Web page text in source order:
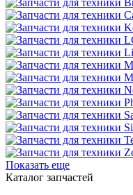
Показать еще
Каталог запчастей